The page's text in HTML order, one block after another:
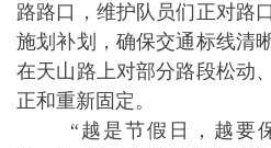
路路口，维护队员们正对路
施划补划，确保交通标线清
在天山路上对部分路段松动
正和重新固定。
“越是节假日，越要保